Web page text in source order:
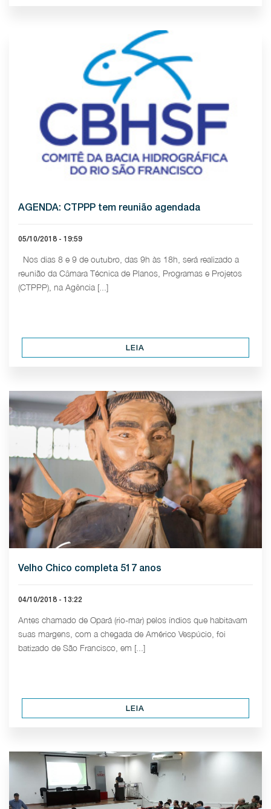
AGENDA: CTPPP tem reunião agendada
05/10/2018 - 19:59
Nos dias 8 e 9 de outubro, das 9h às 18h, será realizado a
reunião da Câmara Técnica de Planos, Programas e Projetos
(CTPPP), na Agência [...]
LEIA
Velho Chico completa 517 anos
04/10/2018 - 13:22
Antes chamado de Opará (rio-mar) pelos índios que habitavam
suas margens, com a chegada de Américo Vespúcio, foi
batizado de São Francisco, em [...]
LEIA